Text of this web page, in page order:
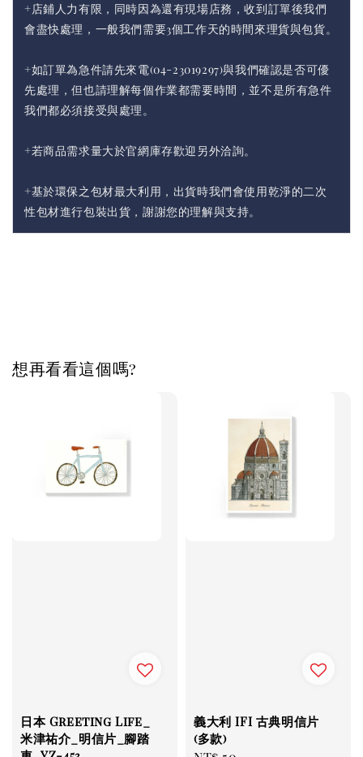
+店鋪人力有限，同時因為還有現場店務，收到訂單後我們
會盡快處理，一般我們需要3個工作天的時間來理貨與包貨。
+如訂單為急件請先來電(04-23019297)與我們確認是否可優
先處理，但也請理解每個作業都需要時間，並不是所有急件
我們都必須接受與處理。
+若商品需求量大於官網庫存歡迎另外洽詢。
+基於環保之包材最大利用，出貨時我們會使用乾淨的二次
性包材進行包裝出貨，謝謝您的理解與支持。
想再看看這個嗎?
日本 Greeting Life_
米津祐介_明信片_腳踏
義大利 IFI 古典明信片
(多款)